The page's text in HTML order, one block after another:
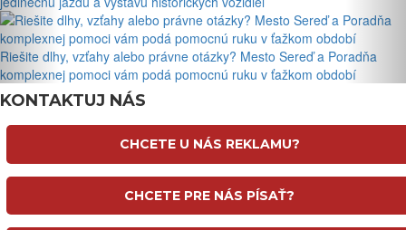
Riešite dlhy, vzťahy alebo právne otázky? Mesto Sereď a Poradňa
komplexnej pomoci vám podá pomocnú ruku v ťažkom období
KONTAKTUJ NÁS
CHCETE U NÁS REKLAMU?
CHCETE PRE NÁS PÍSAŤ?